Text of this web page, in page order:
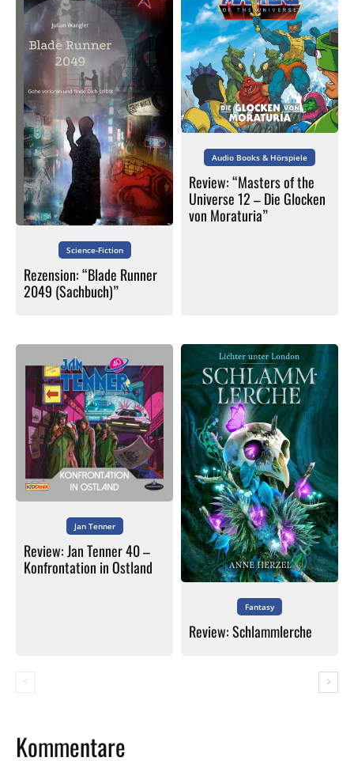
Science-Fiction
Rezension: “Blade Runner
2049 (Sachbuch)”
Audio Books & Hörspiele
Review: “Masters of the
Universe 12 – Die Glocken
von Moraturia”
Jan Tenner
Review: Jan Tenner 40 –
Konfrontation in Ostland
Fantasy
Review: Schlammlerche
Kommentare